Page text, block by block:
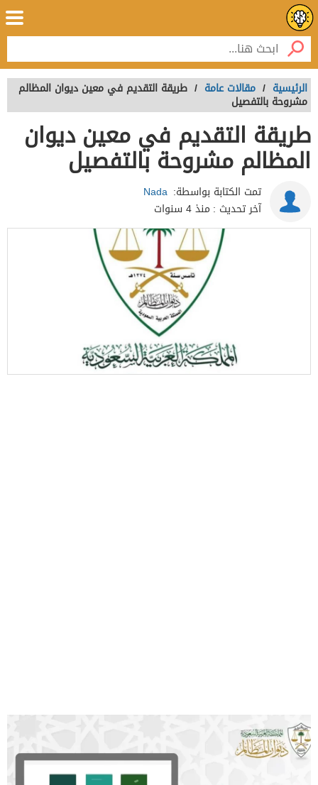
الرئيسية / مقالات عامة / طريقة التقديم في معين ديوان المظالم
مشروحة بالتفصيل
طريقة التقديم في معين ديوان
المظالم مشروحة بالتفصيل
تمت الكتابة بواسطة: Nada
آخر تحديث : منذ 4 سنوات